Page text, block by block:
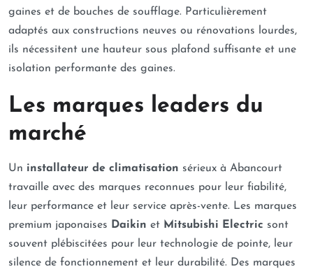
gaines et de bouches de soufflage. Particulièrement
adaptés aux constructions neuves ou rénovations lourdes,
ils nécessitent une hauteur sous plafond suffisante et une
isolation performante des gaines.
Les marques leaders du
marché
Un installateur de climatisation sérieux à Abancourt
travaille avec des marques reconnues pour leur fiabilité,
leur performance et leur service après-vente. Les marques
premium japonaises Daikin et Mitsubishi Electric sont
souvent plébiscitées pour leur technologie de pointe, leur
silence de fonctionnement et leur durabilité. Des marques